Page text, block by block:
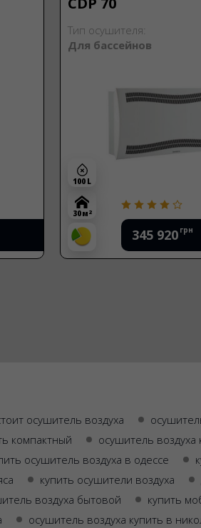
Тип осушителя:
Для бассейнов
345 920 грн
100 L
30 м 2
осушитель воздуха
компактный
осушитель
осушитель воздуха в одессе
купить осушители воздуха
воздуха бытовой
купить
осушитель воздуха купить в